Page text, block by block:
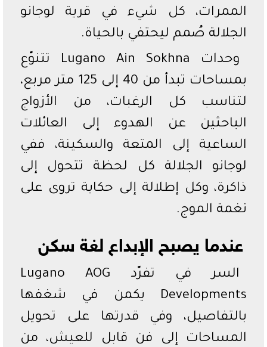
الممرات، كل شيء في قرية لوجانو
الجلالة صُمم ليحتفي بالحياة.
وحدات Lugano Ain Sokhna تتنوّع
بمساحات تبدأ من 40 إلى 125 متر مربع،
لتناسب كل الرغبات، من الأزواج
الباحثين عن الهدوء إلى العائلات
الساعية إلى المتعة والسكينة، ففي
لوجانو الجلالة كل لحظة تتحول إلى
ذاكرة، وكل إطلالة إلى حكاية تروى على
نغمة الموج.
عندما يصبح الإبداع لغة سكن
السر في تفرّد Lugano AOG
Developments يكمن في شغفها
بالتفاصيل، وفي قدرتها على تحويل
المساحات إلى فن قابل للعيش، من